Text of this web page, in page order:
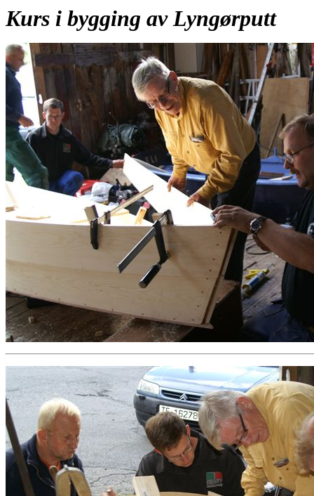
Kurs i bygging av Lyngørputt